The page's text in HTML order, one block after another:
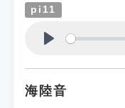
pi11
海陸音